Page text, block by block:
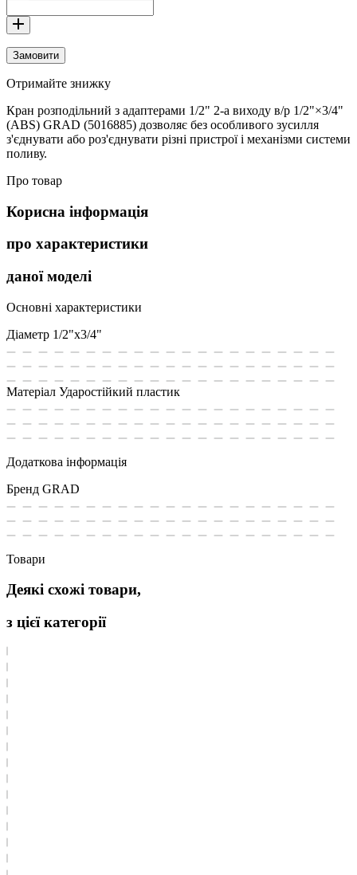
Замовити
Отримайте знижку
Кран розподільний з адаптерами 1/2" 2-а виходу в/р 1/2"×3/4"
(ABS) GRAD (5016885) дозволяє без особливого зусилля
з'єднувати або роз'єднувати різні пристрої і механізми системи
поливу.
Про товар
Корисна інформація
про характеристики
даної моделі
Основні характеристики
Діаметр 1/2"x3/4"
Матеріал Ударостійкий пластик
Додаткова інформація
Бренд GRAD
Товари
Деякі схожі товари,
з цієї категорії